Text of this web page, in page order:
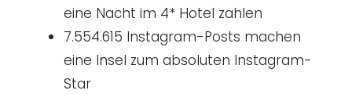
eine Nacht im 4* Hotel zahlen
7.554.615 Instagram-Posts machen
eine Insel zum absoluten Instagram-
Star